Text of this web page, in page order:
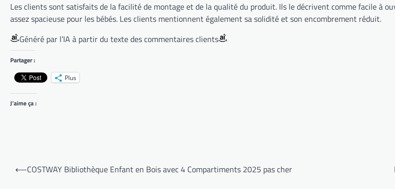
Les clients sont satisfaits de la facilité de montage et de la qualité du produit. Ils le décrivent comme facile à
assez spacieuse pour les bébés. Les clients mentionnent également sa solidité et son encombrement réduit.
Généré par l’IA à partir du texte des commentaires clients
Partager :
Plus
J’aime ça :
Navigation
⟵COSTWAY Bibliothèque Enfant en Bois avec 4 Compartiments 2025 pas cher